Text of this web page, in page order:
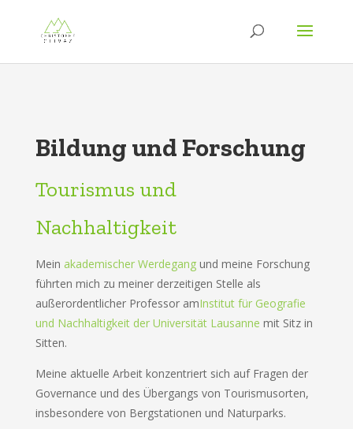
Bildung und Forschung
Tourismus und
Nachhaltigkeit
Mein akademischer Werdegangund meine Forschung
führten mich zu meiner derzeitigen Stelle als
außerordentlicher Professor amInstitut für Geografie
und Nachhaltigkeit der Universität Lausanne mit Sitz in
Sitten.
Meine aktuelle Arbeit konzentriert sich auf Fragen der
Governance und des Übergangs von Tourismusorten,
insbesondere von Bergstationen und Naturparks.